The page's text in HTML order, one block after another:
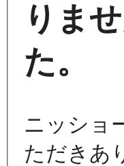
りま
た。
ニッショ
ただきあ